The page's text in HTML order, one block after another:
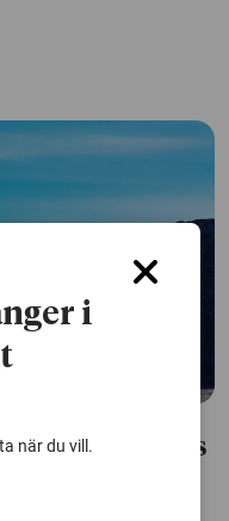
kan räddas
i
när du vill.